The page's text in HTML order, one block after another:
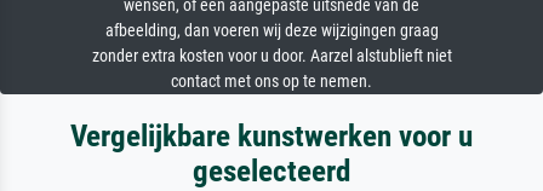
wensen, of een aangepaste uitsnede van de
afbeelding, dan voeren wij deze wijzigingen graag
zonder extra kosten voor u door. Aarzel alstublieft niet
contact met ons op te nemen.
Vergelijkbare kunstwerken voor u
geselecteerd